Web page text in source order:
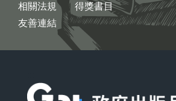
相關法規
友善連結
得獎書目